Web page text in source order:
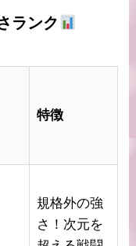
ランク
特徴
規格外の強
さ！次元を